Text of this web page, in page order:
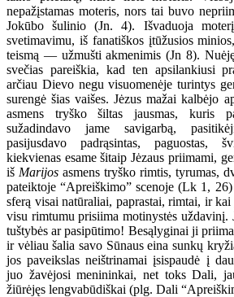
nepažįstamas moteris, nors tai buvo
Jokūbo šulinio (Jn. 4). Išvaduoja
svetimavimu, iš fanatiškos įtūžusios
teismą — užmušti akmenimis (Jn 8).
svečias pareiškia, kad ten apsilankiusi
arčiau Dievo negu visuomenėje turintys
surengė šias vaišes. Jėzus mažai kalbėjo
asmens tryško šiltas jausmas, kuris
sužadindavo jame savigarbą,
pasijusdavo padrąsintas, paguostas,
kiekvienas esame šitaip Jėzaus priimami,
iš Marijos asmens tryško rimtis, tyrumas,
pateiktoje “Apreiškimo” scenoje (Lk 1,
sferą visai natūraliai, paprastai, rimtai, ir
visu rimtumu prisiima motinystės
tuštybės ar pasipūtimo! Besąlyginai ji
ir vėliau šalia savo Sūnaus eina sunkų
jos paveikslas neištrinamai įsispaudė į
juo žavėjosi menininkai, net toks Dali,
žiūrėjęs lengvabūdiškai (plg. Dali